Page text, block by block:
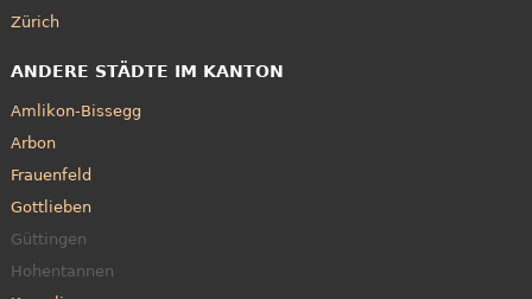
Zürich
ANDERE STÄDTE IM KANTON
Amlikon-Bissegg
Arbon
Frauenfeld
Gottlieben
Güttingen
Hohentannen